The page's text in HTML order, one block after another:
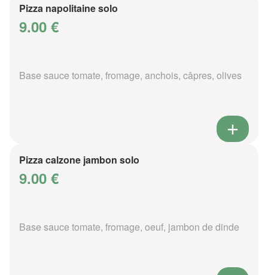
Pizza napolitaine solo
9.00 €
Base sauce tomate, fromage, anchois, câpres, olives
Pizza calzone jambon solo
9.00 €
Base sauce tomate, fromage, oeuf, jambon de dinde